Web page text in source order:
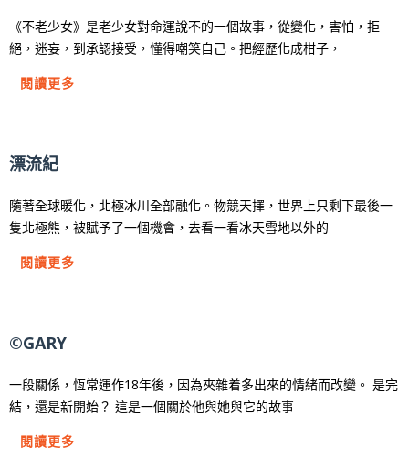
《不老少女》是老少女對命運說不的一個故事，從變化，害怕，拒
絕，迷妄，到承認接受，懂得嘲笑自己。把經歷化成柑子，
閱讀更多
漂流紀
隨著全球暖化，北極冰川全部融化。物競天擇，世界上只剩下最後一
隻北極熊，被賦予了一個機會，去看一看冰天雪地以外的
閱讀更多
©GARY
一段關係，恆常運作18年後，因為夾雜着多出來的情緒而改變。 是完
結，還是新開始？ 這是一個關於他與她與它的故事
閱讀更多